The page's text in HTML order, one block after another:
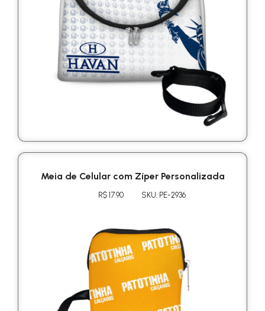
Meia de Celular com Zíper Personalizada
R$ 17.90 SKU: PE-2936